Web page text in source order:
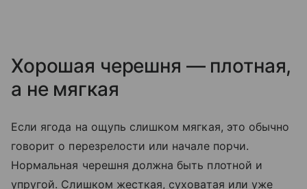
Хорошая черешня — плотная,
а не мягкая
Если ягода на ощупь слишком мягкая, это обычно
говорит о перезрелости или начале порчи.
Нормальная черешня должна быть плотной и
упругой. Слишком жесткая, суховатая или уже